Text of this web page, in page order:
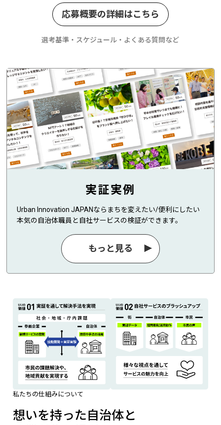
応募概要の詳細はこちら
選考基準・スケジュール・よくある質問など
実証実例
Urban Innovation JAPANならまちを変えたい/便利にしたい
本気の自治体職員と自社サービスの検証ができます。
もっと見る
私たちの仕組みについて
想いを持った自治体と